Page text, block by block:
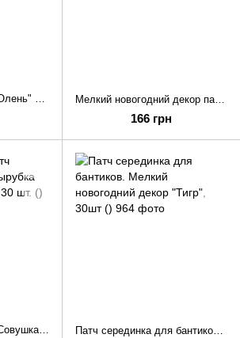
166 грн
Мелкий декор патч "Совушка" золото вырубка аппликация, набор 30 шт. () Патч серединка для бантиков. Мелкий новогодний декор "Тигр", 30шт ()